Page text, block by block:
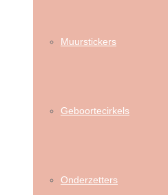
Muurstickers
Geboortecirkels
Onderzetters